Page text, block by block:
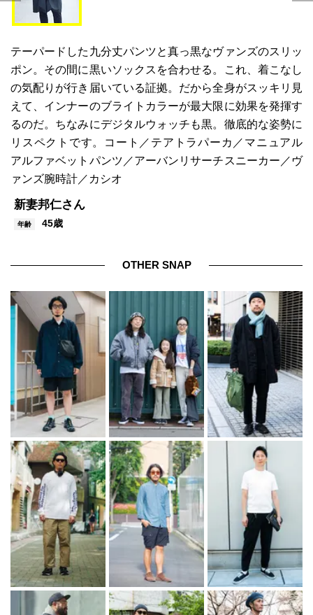
テーパードした九分丈パンツと真っ黒なヴァンズのスリッ
ポン。その間に黒いソックスを合わせる。これ、着こなし
の気配りが行き届いている証拠。だから全身がスッキリ見
えて、インナーのブライトカラーが最大限に効果を発揮す
るのだ。ちなみにデジタルウォッチも黒。徹底的な姿勢に
リスペクトです。コート／テアトラパーカ／マニュアル
アルファベットパンツ／アーバンリサーチスニーカー／ヴ
ァンズ腕時計／カシオ
新妻邦仁さん
年齢 45歳
OTHER SNAP